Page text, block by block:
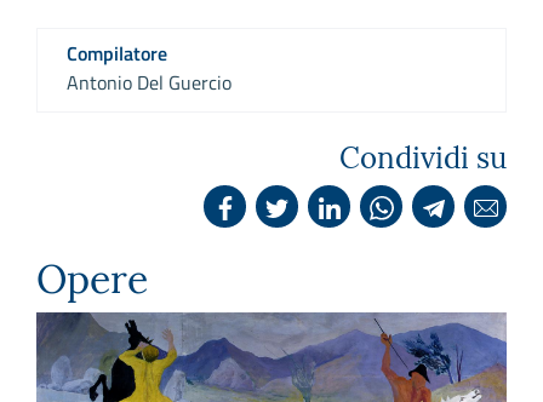
Compilatore
Antonio Del Guercio
Condividi su
Opere